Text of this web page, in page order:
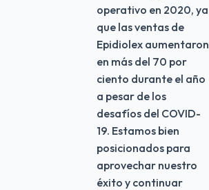
operativo en 2020, ya
que las ventas de
Epidiolex aumentaron
en más del 70 por
ciento durante el año
a pesar de los
desafíos del COVID-
19. Estamos bien
posicionados para
aprovechar nuestro
éxito y continuar